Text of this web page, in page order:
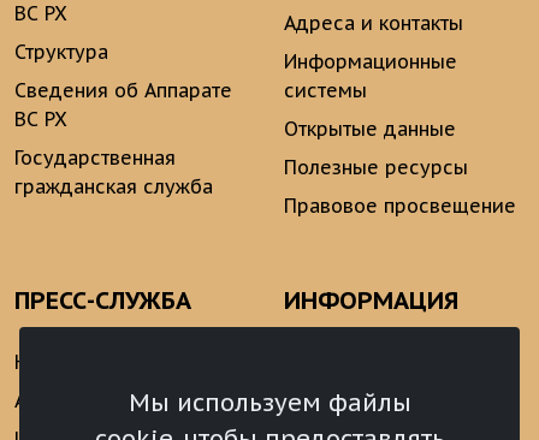
Мы используем файлы
ВС РХ
Структура
Сведения об Аппарате
ВС РХ
Государственная
гражданская служба
Адреса и контакты
Информационные
системы
Открытые данные
Полезные ресурсы
Правовое просвещение
ПРЕСС-СЛУЖБА
Новости
Анонсы
ИНФОРМАЦИЯ
аналитические
материалы